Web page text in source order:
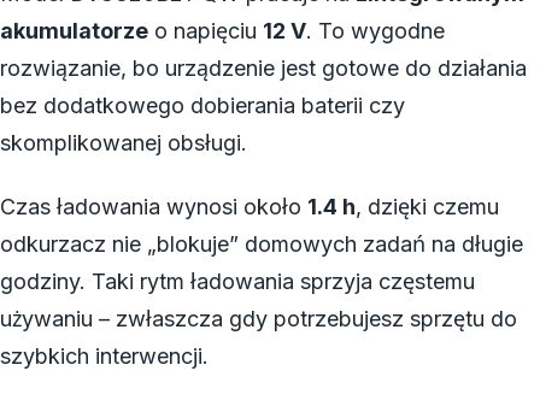
akumulatorze o napięciu 12 V. To wygodne
rozwiązanie, bo urządzenie jest gotowe do działania
bez dodatkowego dobierania baterii czy
skomplikowanej obsługi.
Czas ładowania wynosi około 1.4 h, dzięki czemu
odkurzacz nie „blokuje” domowych zadań na długie
godziny. Taki rytm ładowania sprzyja częstemu
używaniu – zwłaszcza gdy potrzebujesz sprzętu do
szybkich interwencji.